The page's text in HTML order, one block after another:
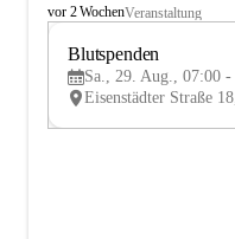
B
e
vor 2 WochenVeranstaltung
Blutspenden
Sa., 29. Aug., 07:00 -